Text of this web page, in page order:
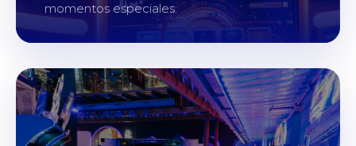
momentos especiales.